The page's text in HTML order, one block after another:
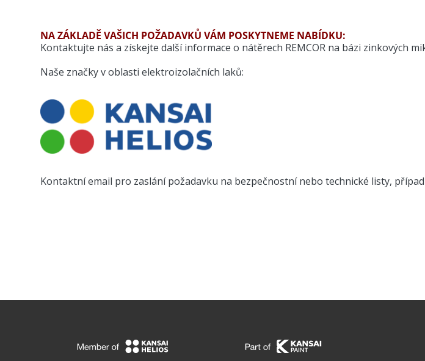
NA ZÁKLADĚ VAŠICH POŽADAVKŮ VÁM POSKYTNEME NABÍDKU:
Kontaktujte nás a získejte další informace o nátěrech REMCOR na bázi zinkových
Naše značky v oblasti elektroizolačních laků:
Kontaktní email pro zaslání požadavku na bezpečnostní nebo technické listy,